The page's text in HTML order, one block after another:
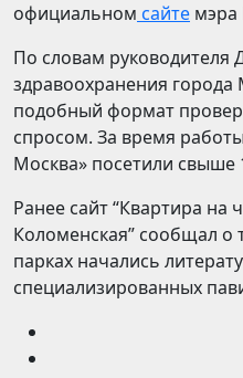
официальном сайте
По словам руководителя
здравоохранения
подобный формат
спросом. За время
Москва» посетили свыше
Ранее сайт “Квартира на
Коломенская” сообщал о
парках начались
специализированных